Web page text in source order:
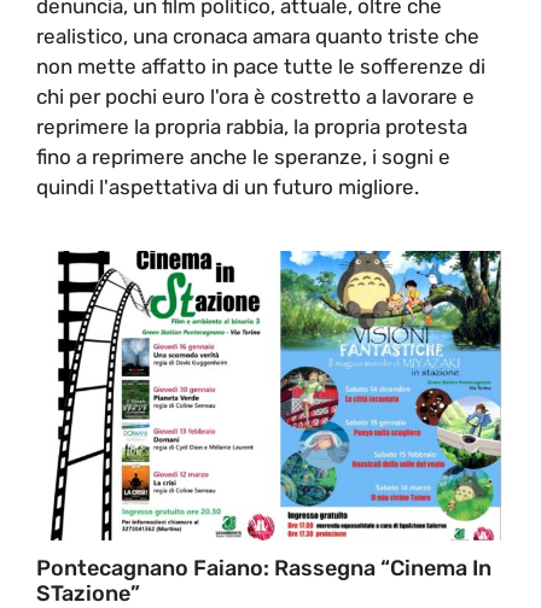
denuncia, un film politico, attuale, oltre che
realistico, una cronaca amara quanto triste che
non mette affatto in pace tutte le sofferenze di
chi per pochi euro l'ora è costretto a lavorare e
reprimere la propria rabbia, la propria protesta
fino a reprimere anche le speranze, i sogni e
quindi l'aspettativa di un futuro migliore.
Pontecagnano Faiano: Rassegna “Cinema In
STazione”